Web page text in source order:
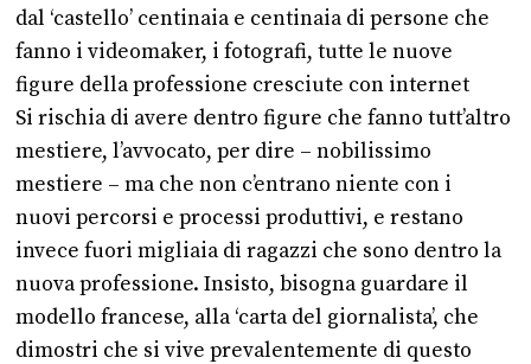
dal ‘castello’ centinaia e centinaia di persone che
fanno i videomaker, i fotografi, tutte le nuove
figure della professione cresciute con internet
Si rischia di avere dentro figure che fanno tutt’altro
mestiere, l’avvocato, per dire – nobilissimo
mestiere – ma che non c’entrano niente con i
nuovi percorsi e processi produttivi, e restano
invece fuori migliaia di ragazzi che sono dentro la
nuova professione. Insisto, bisogna guardare il
modello francese, alla ‘carta del giornalista’, che
dimostri che si vive prevalentemente di questo